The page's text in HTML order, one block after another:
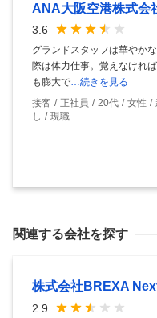
ANA大阪空港株式会
3.6
グランドスタッフは華やか
際は体力仕事。覚えなけれ
も膨大で…続きを見る
接客
正社員 20代 女性
し
現職
関連する会社を探す
株式会社BREXA
2.9